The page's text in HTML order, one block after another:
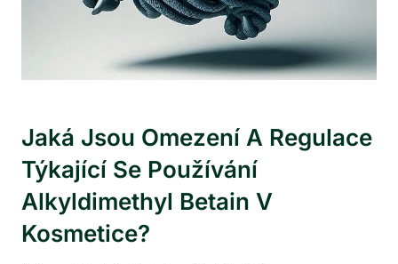
Jaká Jsou Omezení A Regulace
Týkající Se Používání
Alkyldimethyl Betain V
Kosmetice?